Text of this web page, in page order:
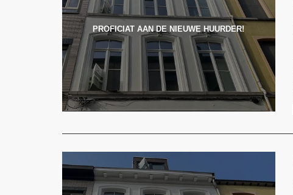
PROFICIAT AAN DE NIEUWE HUURDER!